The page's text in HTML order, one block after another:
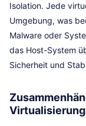
Isolation. Jede
Umgebung, was
Malware oder
das Host-System
Sicherheit und
Virtualisierung